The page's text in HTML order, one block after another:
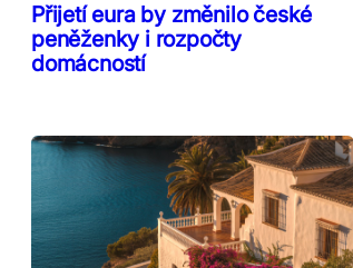
Přijetí eura by změnilo české
peněženky i rozpočty
domácností